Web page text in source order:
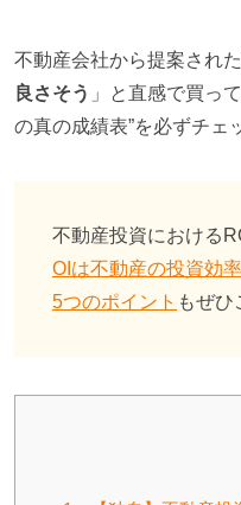
不動産会社から提案され
良さそう 」と直感で買っ
の真の成績表”を必ずチェ
不動産投資における
OIは不動産の投資効
5つのポイント もぜひ